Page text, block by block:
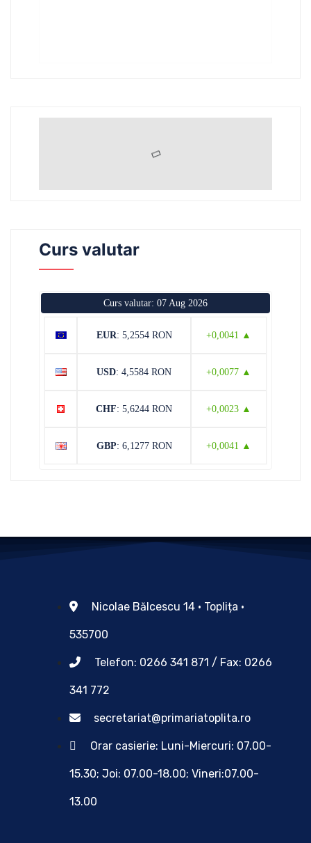
Curs valutar
Curs valutar: 07 Aug 2026
EUR: 5,2554 RON +0,0041 ▲
USD: 4,5584 RON +0,0077 ▲
CHF: 5,6244 RON +0,0023 ▲
GBP: 6,1277 RON +0,0041 ▲
Nicolae Bălcescu 14 • Toplița •
535700
Telefon: 0266 341 871 / Fax: 0266
341 772
secretariat@primariatoplita.ro
Orar casierie: Luni-Miercuri: 07.00-
15.30; Joi: 07.00-18.00; Vineri:07.00-
13.00